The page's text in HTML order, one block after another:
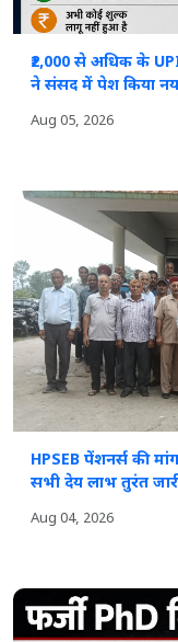
₹2,000 से अधिक के
ने संसद में पेश किया
Aug 05, 2026
HPSEB पेंशनर्स की
सभी देय लाभ तुरंत
Aug 04, 2026